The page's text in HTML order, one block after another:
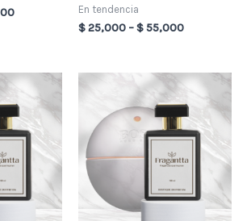
En tendencia
$25,000 –$55,000
Price
$ 25,000
through
$ 55,000
Price
$ 25,000
through
$ 55,000